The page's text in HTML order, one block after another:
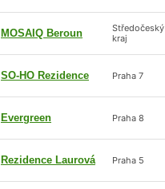
MOSAIQ Beroun
Středočeský
kraj
SO-HO Rezidence Praha 7
Evergreen Praha 8
Rezidence Laurová Praha 5